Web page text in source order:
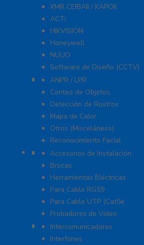
XMR CEIBAII / KAPOK
ACTi
HIKVISION
Honeywell
NUUO
Software de Diseño (CCTV)
Videoanálisis
ANPR / LPR
Conteo de Objetos
Detección de Rostros
Mapa de Calor
Otros (Misceláneos)
Reconocimiento Facial
Herramientas
Accesorios de Instalación
Brocas
Herramientas Eléctricas
Para Cable RG59
Para Cable UTP (Cat5e
Probadores de Video
Video Porteros E Interfonos
Intercomunicadores
Interfones